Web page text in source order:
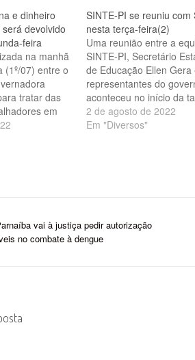
e dinheiro
devolvido
feira
na manhã
(1º/07) entre o
tratar das
em
os
DESCONTOS
dos
por
SINTE-PI se reuniu com
nesta terça-feira(2)
Uma reunião entre a
SINTE-PI, Secretário
de Educação Ellen Gera
representantes do
aconteceu no início da
desta terça-feira, 02 de
para tratar das seguintes
2 de agosto de 2022
Em "Diversos"
vai à justiça pedir autorização
no combate à dengue